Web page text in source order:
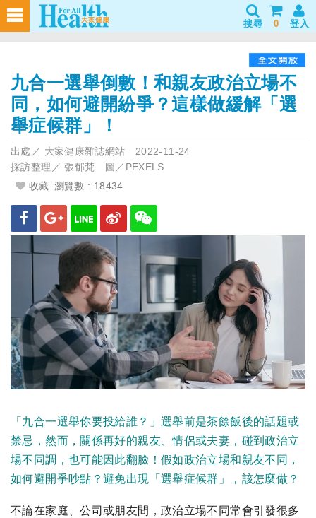
搜尋 0 登入
九合一選舉倒數！和親友政治立場不
同，如何避開紛爭？這樣做緩解「選
舉症候群」！
出處／ 大家健康雜誌網站 2022-11-24
採訪整理／ 張郁梵 圖／PEXELS
收藏 瀏覽數 : 18434
「 九合一選舉你要投給誰 ？ 」 選舉前是茶餘飯後的話題或
禁忌，然而，關係再好的親友、情侶或夫妻，碰到政治立
場不同調，也可能因此翻臉！假如政治立場和親友不同，
如何避開爭吵點？避免出現「選舉症候群」，該怎麼做？
不論在家庭、公司或朋友間，政治立場不同常會引發很多